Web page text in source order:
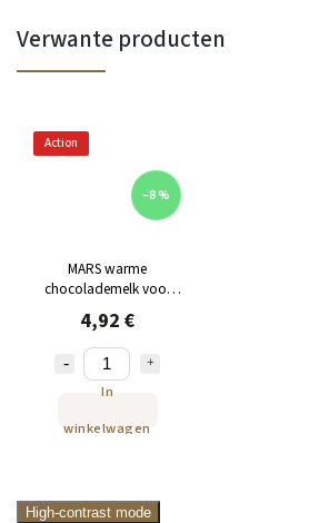
Verwante producten
Action
–8 %
MARS warme
chocolademelk voor
Dolce Gusto 8 capsules
4,92 €
In
winkelwagen
High-contrast mode